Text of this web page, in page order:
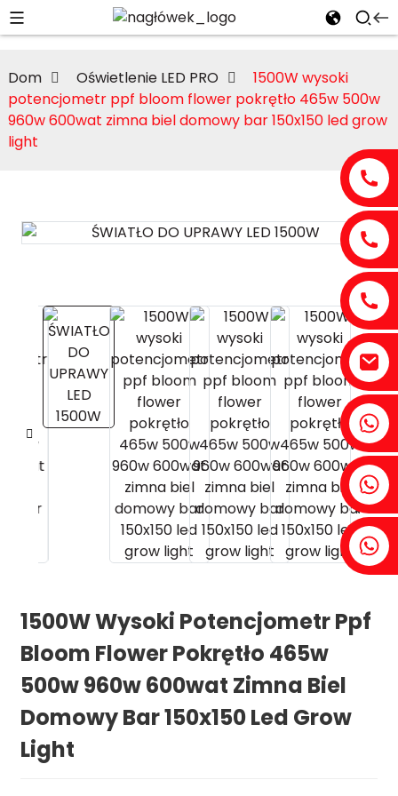
Fenia：+86 18607525299
Bluszcz: +86 18607522355
Tobin: +86 18818667168
Dom Oświetlenie LED PRO
1500W wysoki
potencjometr ppf bloom flower pokrętło 465w 500w
960w 600wat zimna biel domowy bar 150x150 led grow
light
1500W Wysoki Potencjometr Ppf
Bloom Flower Pokrętło 465w
500w 960w 600wat Zimna Biel
Domowy Bar 150x150 Led Grow
Light